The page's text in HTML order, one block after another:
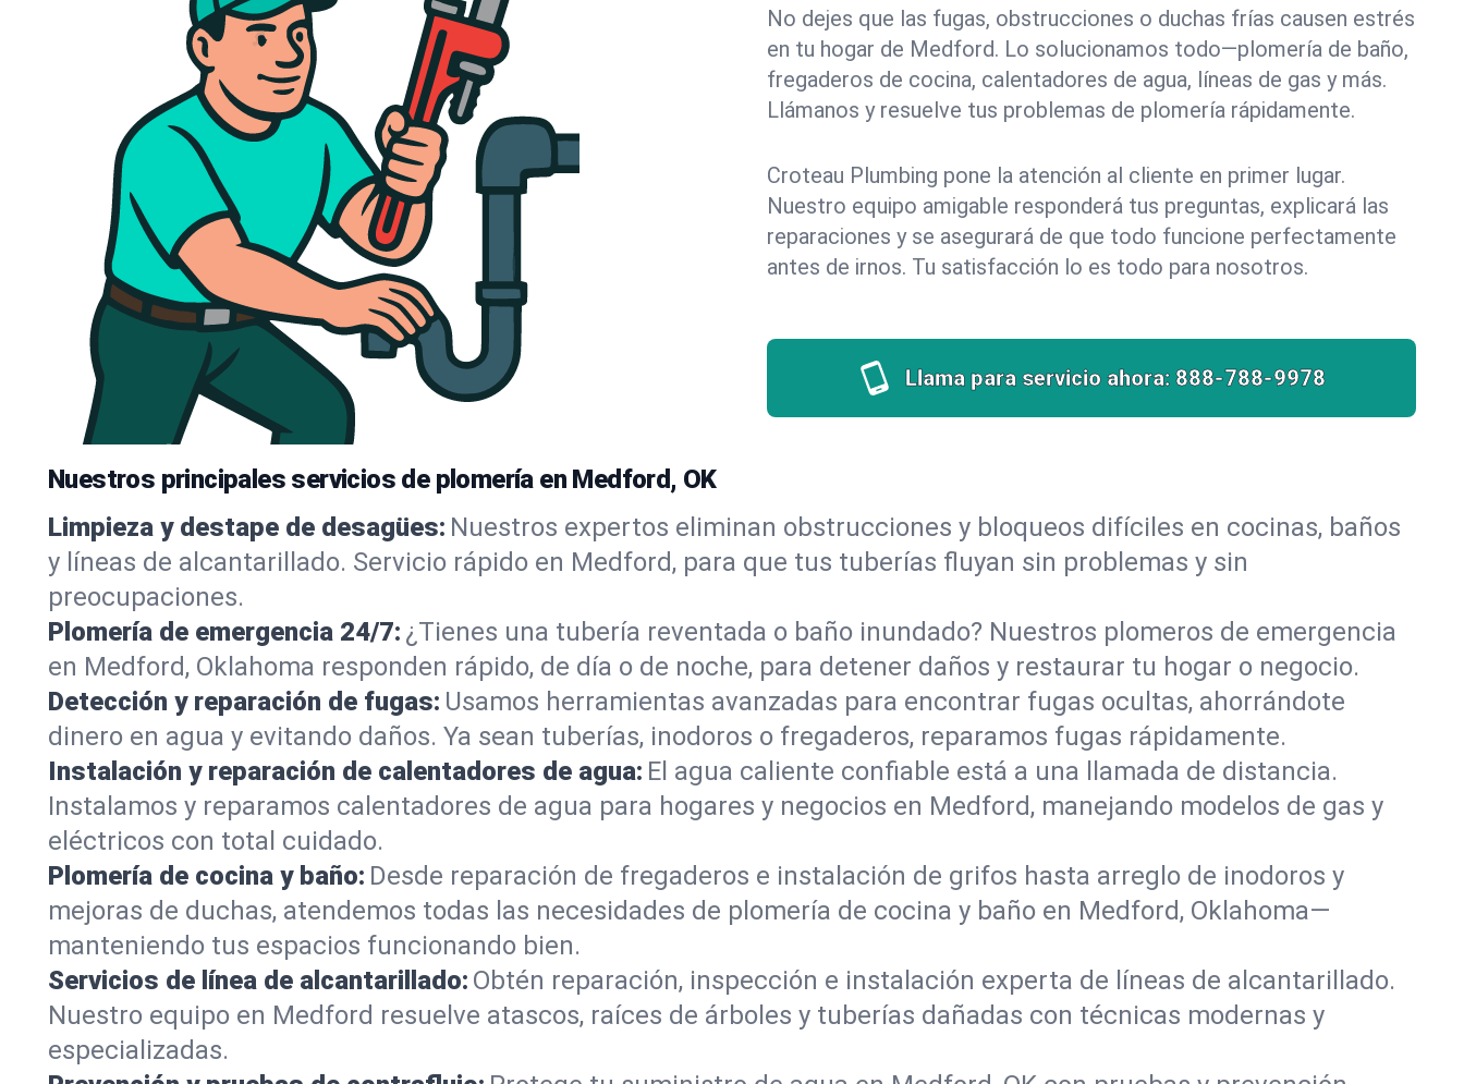
No dejes que las fugas, obstrucciones o duchas frías causen estrés
en tu hogar de Medford. Lo solucionamos todo—plomería de baño,
fregaderos de cocina, calentadores de agua, líneas de gas y más.
Llámanos y resuelve tus problemas de plomería rápidamente.
Croteau Plumbing pone la atención al cliente en primer lugar.
Nuestro equipo amigable responderá tus preguntas, explicará las
reparaciones y se asegurará de que todo funcione perfectamente
antes de irnos. Tu satisfacción lo es todo para nosotros.
Llama para servicio ahora: 888-788-9978
Nuestros principales servicios de plomería en Medford, OK
Limpieza y destape de desagües: Nuestros expertos eliminan obstrucciones y bloqueos difíciles en cocinas, baños
y líneas de alcantarillado. Servicio rápido en Medford, para que tus tuberías fluyan sin problemas y sin
preocupaciones.
Plomería de emergencia 24/7: ¿Tienes una tubería reventada o baño inundado? Nuestros plomeros de emergencia
en Medford, Oklahoma responden rápido, de día o de noche, para detener daños y restaurar tu hogar o negocio.
Detección y reparación de fugas: Usamos herramientas avanzadas para encontrar fugas ocultas, ahorrándote
dinero en agua y evitando daños. Ya sean tuberías, inodoros o fregaderos, reparamos fugas rápidamente.
Instalación y reparación de calentadores de agua: El agua caliente confiable está a una llamada de distancia.
Instalamos y reparamos calentadores de agua para hogares y negocios en Medford, manejando modelos de gas y
eléctricos con total cuidado.
Plomería de cocina y baño: Desde reparación de fregaderos e instalación de grifos hasta arreglo de inodoros y
mejoras de duchas, atendemos todas las necesidades de plomería de cocina y baño en Medford, Oklahoma—
manteniendo tus espacios funcionando bien.
Servicios de línea de alcantarillado: Obtén reparación, inspección e instalación experta de líneas de alcantarillado.
Nuestro equipo en Medford resuelve atascos, raíces de árboles y tuberías dañadas con técnicas modernas y
especializadas.